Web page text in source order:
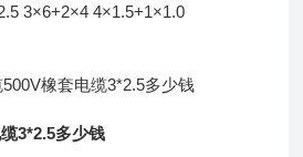
3×6+2×4 4×1.5+1×1.0
3*2.5多少钱